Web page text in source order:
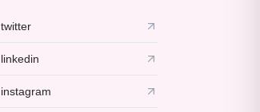
twitter
linkedin
instagram